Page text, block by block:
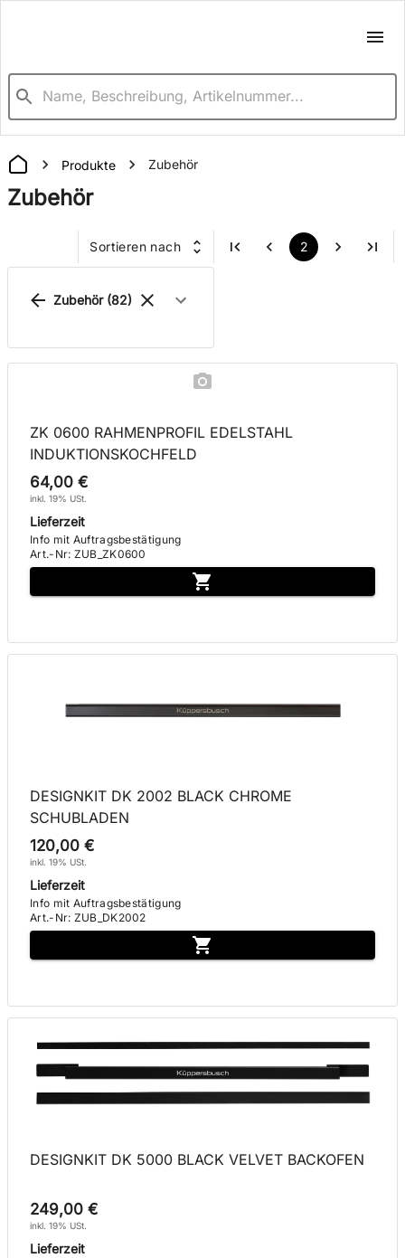
Produkte Zubehör
Zubehör
Sortieren nach 2
Zubehör (82)
ZK 0600 RAHMENPROFIL EDELSTAHL
INDUKTIONSKOCHFELD
64,00 €
inkl. 19% USt.
Lieferzeit
Info mit Auftragsbestätigung
Art.-Nr: ZUB_ZK0600
DESIGNKIT DK 2002 BLACK CHROME
SCHUBLADEN
120,00 €
inkl. 19% USt.
Lieferzeit
Info mit Auftragsbestätigung
Art.-Nr: ZUB_DK2002
DESIGNKIT DK 5000 BLACK VELVET BACKOFEN
249,00 €
inkl. 19% USt.
Lieferzeit